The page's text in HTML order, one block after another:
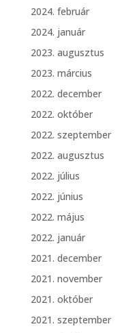
2024. február
2024. január
2023. augusztus
2023. március
2022. december
2022. október
2022. szeptember
2022. augusztus
2022. július
2022. június
2022. május
2022. január
2021. december
2021. november
2021. október
2021. szeptember